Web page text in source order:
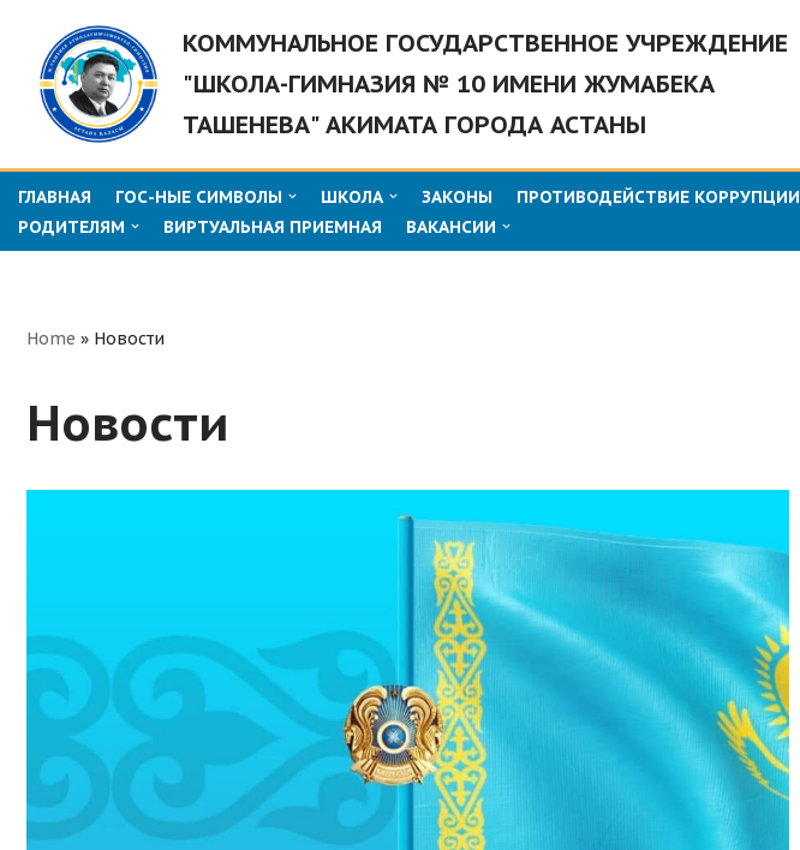
Перейти
содержимому
КОММУНАЛЬНОЕ ГОСУДАРСТВЕННОЕ УЧРЕЖДЕНИЕ
"ШКОЛА-ГИМНАЗИЯ № 10 ИМЕНИ ЖУМАБЕКА
ТАШЕНЕВА" АКИМАТА ГОРОДА АСТАНЫ
ГЛАВНАЯ ГОС-НЫЕ СИМВОЛЫ ШКОЛА ЗАКОНЫ ПРОТИВОДЕЙСТВИЕ КОРРУПЦИИ
РОДИТЕЛЯМ
ВИРТУАЛЬНАЯ ПРИЕМНАЯ ВАКАНСИИ
Home » Новости
Новости